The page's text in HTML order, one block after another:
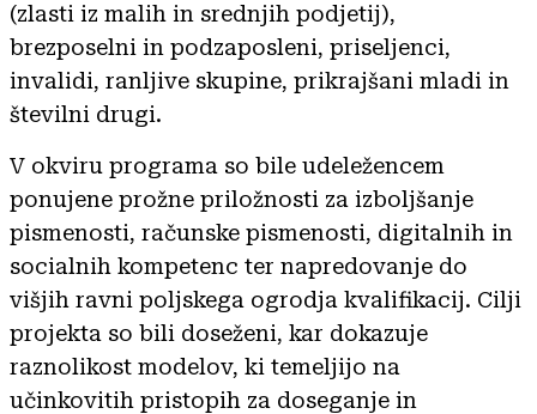
(zlasti iz malih in srednjih podjetij),
brezposelni in podzaposleni, priseljenci,
invalidi, ranljive skupine, prikrajšani mladi in
številni drugi.
V okviru programa so bile udeležencem
ponujene prožne priložnosti za izboljšanje
pismenosti, računske pismenosti, digitalnih in
socialnih kompetenc ter napredovanje do
višjih ravni poljskega ogrodja kvalifikacij. Cilji
projekta so bili doseženi, kar dokazuje
raznolikost modelov, ki temeljijo na
učinkovitih pristopih za doseganje in